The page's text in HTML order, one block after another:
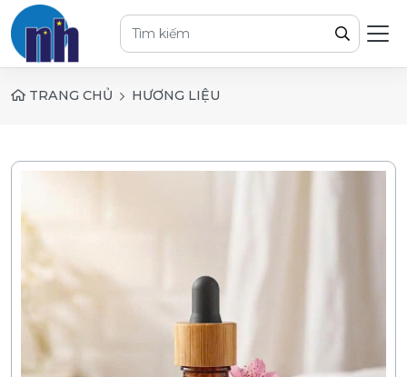
TRANG CHỦ HƯƠNG LIỆU